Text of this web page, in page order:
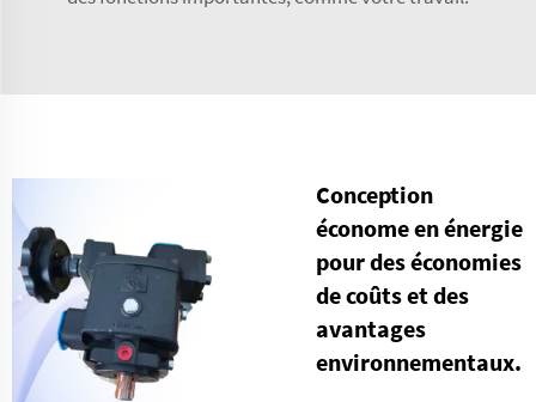
Conception
économe en énergie
pour des économies
de coûts et des
avantages
environnementaux.